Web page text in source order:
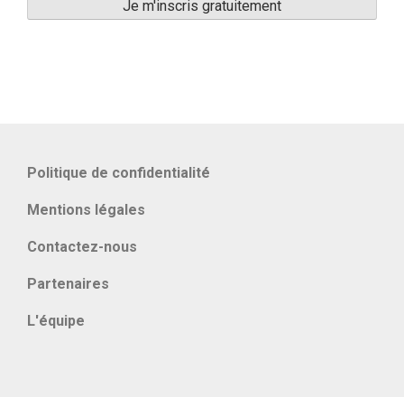
Politique de confidentialité
Mentions légales
Contactez-nous
Partenaires
L'équipe